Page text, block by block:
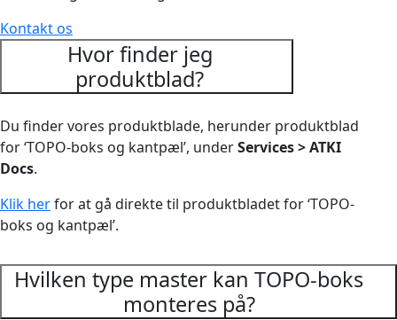
Kontakt os
Hvor finder jeg
produktblad?
Du finder vores produktblade, herunder produktblad
for ‘TOPO-boks og kantpæl’, underServices > ATKI
Docs.
Klik herfor at gå direkte til produktbladet for ‘TOPO-
boks og kantpæl’.
Hvilken type master kan TOPO-boks
monteres på?